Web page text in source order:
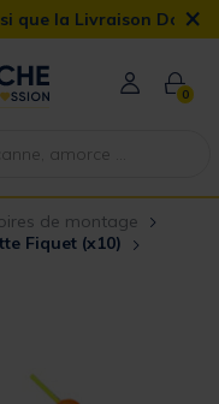
Domicile offerte dès×
0
de montage
Fiquet (x10)